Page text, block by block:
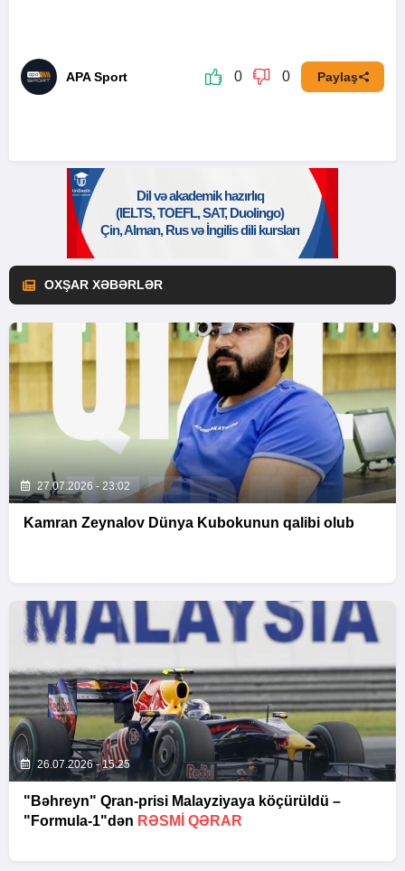
APA Sport 0 0 Paylaş
OXŞAR XƏBƏRLƏR
27.07.2026 - 23:02
Kamran Zeynalov Dünya Kubokunun qalibi olub
26.07.2026 - 15:25
"Bəhreyn" Qran-prisi Malayziyaya köçürüldü –
"Formula-1"dən RƏSMI QƏRAR